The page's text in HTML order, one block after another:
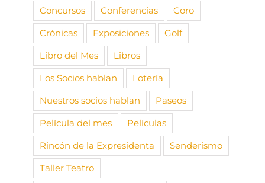
Concursos
Conferencias
Coro
Crónicas
Exposiciones
Golf
Libro del Mes
Libros
Los Socios hablan
Lotería
Nuestros socios hablan
Paseos
Película del mes
Películas
Rincón de la Expresidenta
Senderismo
Taller Teatro